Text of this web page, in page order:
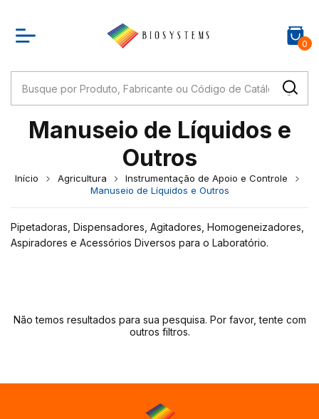
0
Manuseio de Líquidos e
Outros
Início Agricultura
Instrumentação de Apoio e Controle
Manuseio de Líquidos e Outros
Pipetadoras, Dispensadores, Agitadores, Homogeneizadores,
Aspiradores e Acessórios Diversos para o Laboratório.
Não temos resultados para sua pesquisa. Por favor, tente com
outros filtros.